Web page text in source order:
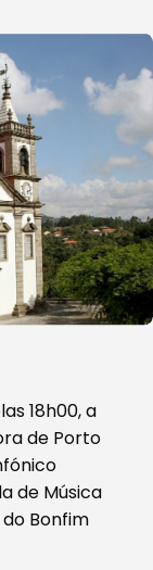
18h00, a
de Porto
de Música
do Bonfim